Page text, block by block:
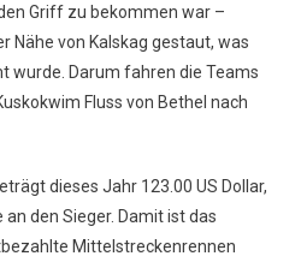
Griff zu bekommen war –
Nähe von Kalskag gestaut, was
wurde. Darum fahren die Teams
Fluss von Bethel nach
dieses Jahr 123.00 US Dollar,
den Sieger. Damit ist das
Mittelstreckenrennen